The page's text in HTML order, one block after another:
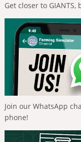
Get closer to
Join our WhatsApp
phone!